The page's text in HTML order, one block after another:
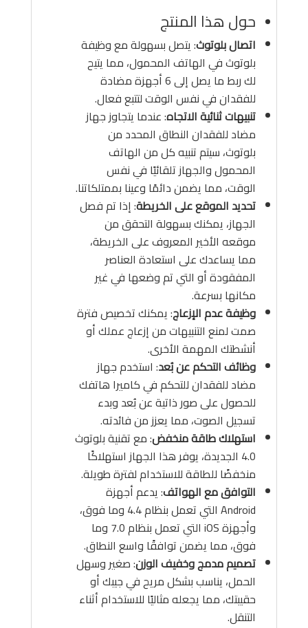
حول هذا المنتج
اتصال بلوتوث: يتصل بسهولة مع وظيفة
بلوتوث في الهاتف المحمول، مما يتيح
لك ربط ما يصل إلى 6 أجهزة مضادة
للفقدان في نفس الوقت لتتبع فعال.
تنبيهات ثنائية الاتجاه: عندما يتجاوز جهاز
مضاد للفقدان النطاق المحدد من
بلوتوث، سيتم تنبيه كل من الهاتف
المحمول والجهاز تلقائيًا في نفس
الوقت، مما يضمن دائمًا وعينا بممتلكاتنا.
تحديد الموقع على الخريطة: إذا تم فصل
الجهاز، يمكنك بسهولة التحقق من
موقعه الأخير المعروف على الخريطة،
مما يساعدك على استعادة العناصر
المفقودة أو التي تم وضعها في غير
مكانها بسرعة.
وظيفة عدم الإزعاج: يمكنك تخصيص فترة
صمت لمنع التنبيهات من إزعاج عملك أو
أنشطتك المهمة الأخرى.
وظائف التحكم عن بُعد: استخدم جهاز
مضاد للفقدان للتحكم في كاميرا هاتفك
للحصول على صور ذاتية عن بُعد وبدء
تسجيل الصوت، مما يعزز من فائدته.
استهلاك طاقة منخفض: مع تقنية بلوتوث
4.0 الجديدة، يوفر هذا الجهاز استهلاكًا
منخفضًا للطاقة للاستخدام لفترة طويلة.
التوافق مع الهواتف: يدعم أجهزة
Android التي تعمل بنظام 4.4 وما فوق،
وأجهزة iOS التي تعمل بنظام 7.0 وما
فوق، مما يضمن توافقًا واسع النطاق.
تصميم مدمج وخفيف الوزن: صغير وسهل
الحمل، يناسب بشكل مريح في جيبك أو
حقيبتك، مما يجعله مثاليًا للاستخدام أثناء
التنقل.